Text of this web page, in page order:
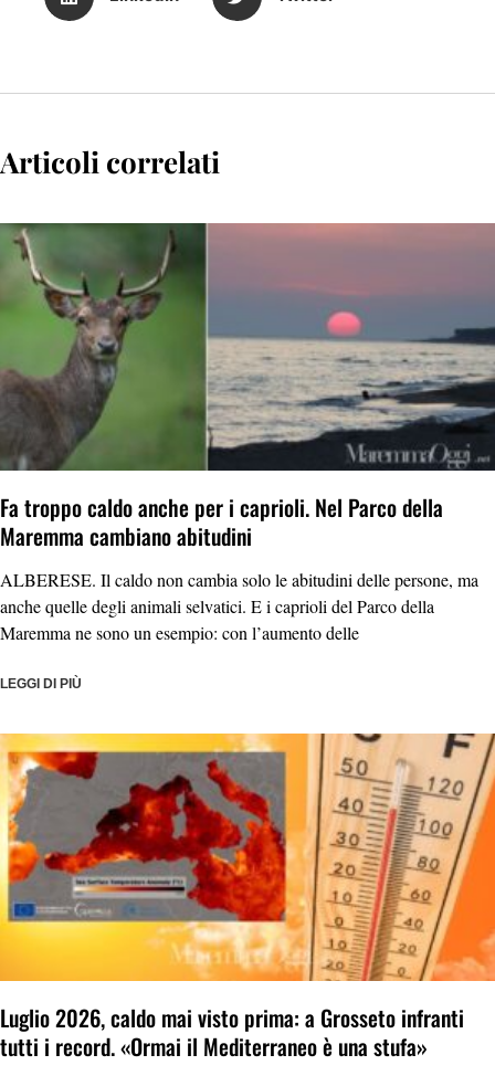
Articoli correlati
Fa troppo caldo anche per i caprioli. Nel Parco della
Maremma cambiano abitudini
ALBERESE. Il caldo non cambia solo le abitudini delle persone, ma
anche quelle degli animali selvatici. E i caprioli del Parco della
Maremma ne sono un esempio: con l’aumento delle
LEGGI DI PIÙ
Luglio 2026, caldo mai visto prima: a Grosseto infranti
tutti i record. «Ormai il Mediterraneo è una stufa»